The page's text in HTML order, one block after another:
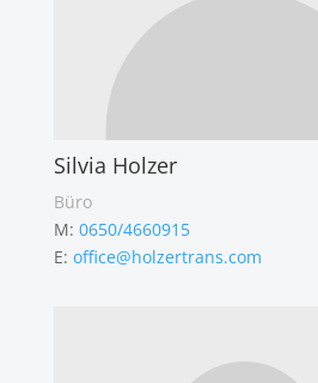
Silvia Holzer
Büro
M: 0650/4660915
E: office@holzertrans.com